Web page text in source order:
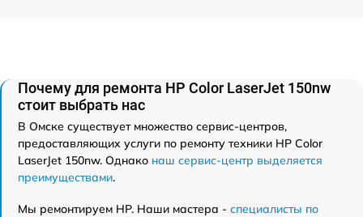
Почему для ремонта HP Color LaserJet 150nw
стоит выбрать нас
В Омске существует множество сервис-центров,
предоставляющих услуги по ремонту техники HP Color
LaserJet 150nw. Однако наш сервис-центр выделяется
преимуществами.
Мы ремонтируем HP. Наши мастера - специалисты по